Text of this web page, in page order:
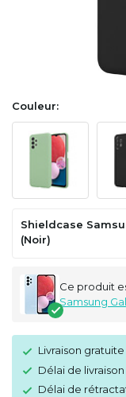
Couleur:
Shieldcase
(Noir)
Ce produit
Samsung
Livraison gratuite
Délai de
Délai de